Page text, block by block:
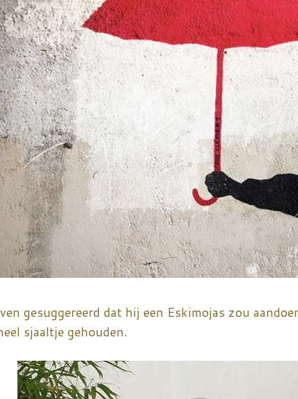
gesuggereerd dat hij een Eskimojas zou
sjaaltje gehouden.